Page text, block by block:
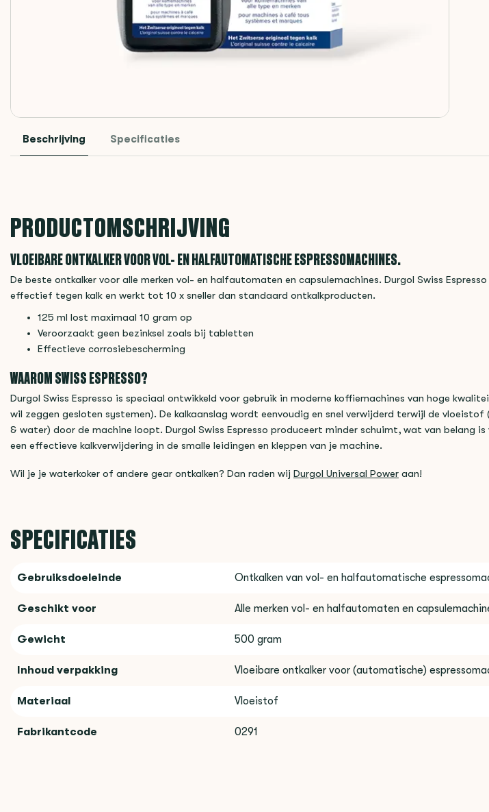
Beschrijving Specificaties
PRODUCTOMSCHRIJVING
VLOEIBARE ONTKALKER VOOR VOL- EN HALFAUTOMATISCHE ESPRESSOMACHINES.
De beste ontkalker voor alle merken vol- en halfautomaten en capsulemachines. Durgol Swiss Espresso
effectief tegen kalk en werkt tot 10 x sneller dan standaard ontkalkproducten.
125 ml lost maximaal 10 gram op
Veroorzaakt geen bezinksel zoals bij tabletten
Effectieve corrosiebescherming
WAAROM SWISS ESPRESSO?
Durgol Swiss Espresso is speciaal ontwikkeld voor gebruik in moderne koffiemachines van hoge
wil zeggen gesloten systemen). De kalkaanslag wordt eenvoudig en snel verwijderd terwijl de vloeistof
& water) door de machine loopt. Durgol Swiss Espresso produceert minder schuimt, wat van belang is
een effectieve kalkverwijdering in de smalle leidingen en kleppen van je machine.
Wil je je waterkoker of andere gear ontkalken? Dan raden wij Durgol Universal Power aan!
SPECIFICATIES
Gebruiksdoeleinde Ontkalken van vol- en halfautomatische
Geschikt voor Alle merken vol- en halfautomaten en
Gewicht 500 gram
Inhoud verpakking Vloeibare ontkalker voor (automatische)
Materiaal Vloeistof
Fabrikantcode 0291